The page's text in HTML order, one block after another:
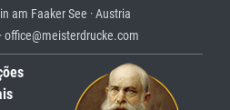
am Faaker See · Austria
office@meisterdrucke.com